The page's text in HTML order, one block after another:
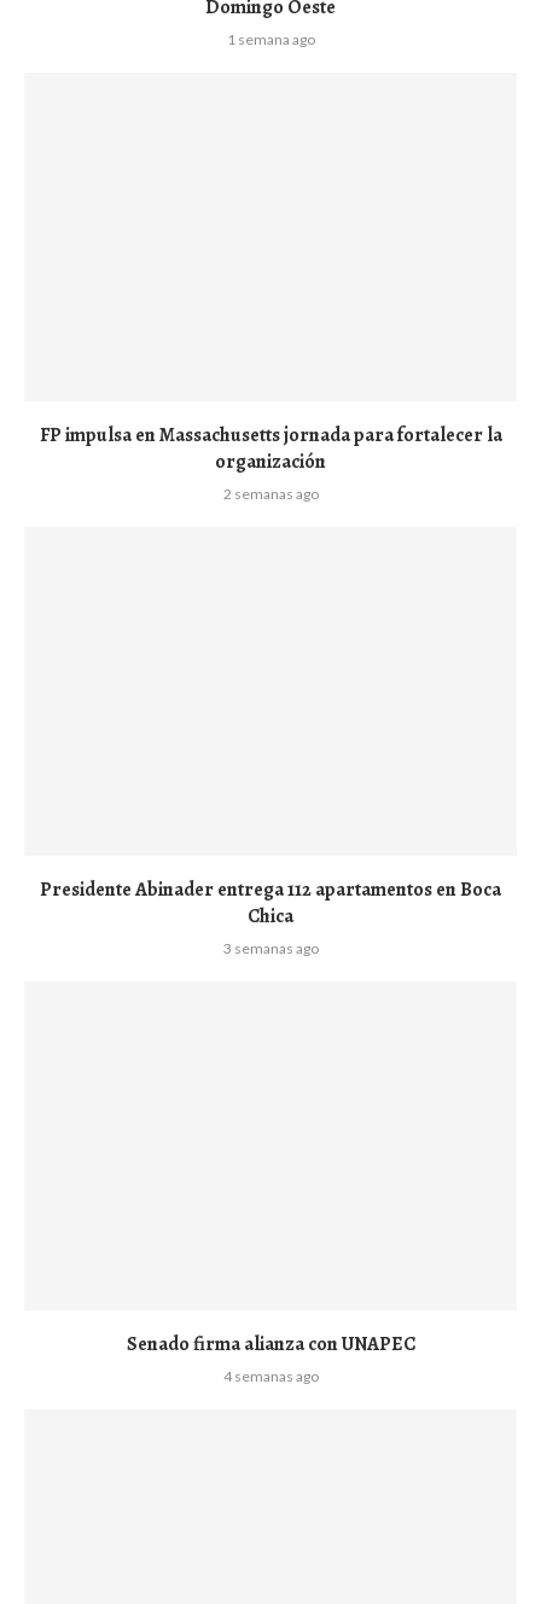
Domingo Oeste
1 semana ago
FP impulsa en Massachusetts jornada para fortalecer la
organización
2 semanas ago
Presidente Abinader entrega 112 apartamentos en Boca
Chica
3 semanas ago
Senado firma alianza con UNAPEC
4 semanas ago